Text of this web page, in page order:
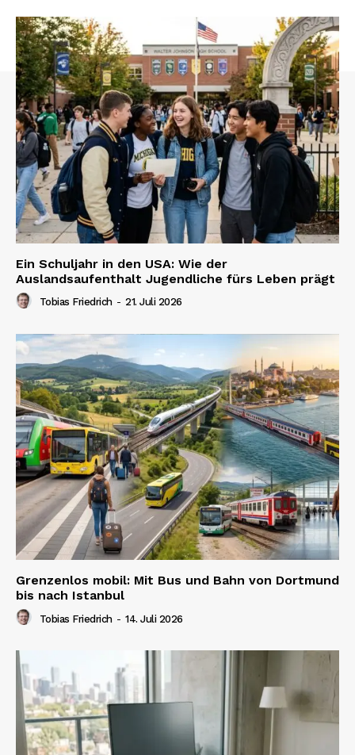
Ein Schuljahr in den USA: Wie der
Auslandsaufenthalt Jugendliche fürs Leben prägt
Tobias Friedrich - 21. Juli 2026
Grenzenlos mobil: Mit Bus und Bahn von Dortmund
bis nach Istanbul
Tobias Friedrich - 14. Juli 2026